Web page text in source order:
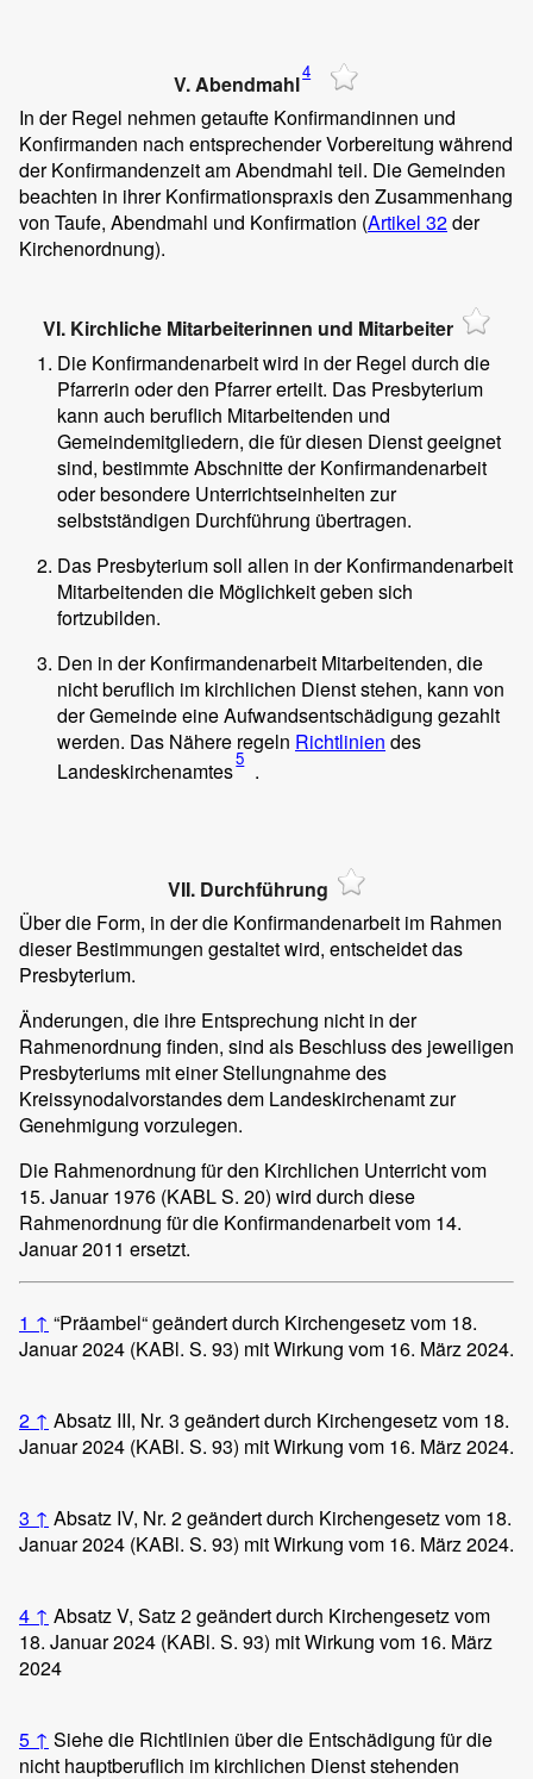
V. Abendmahl4
In der Regel nehmen getaufte Konfirmandinnen und
Konfirmanden nach entsprechender Vorbereitung während
der Konfirmandenzeit am Abendmahl teil. Die Gemeinden
beachten in ihrer Konfirmationspraxis den Zusammenhang
von Taufe, Abendmahl und Konfirmation (Artikel 32der
Kirchenordnung).
VI. Kirchliche Mitarbeiterinnen und Mitarbeiter
Die Konfirmandenarbeit wird in der Regel durch die
Pfarrerin oder den Pfarrer erteilt. Das Presbyterium
kann auch beruflich Mitarbeitenden und
Gemeindemitgliedern, die für diesen Dienst geeignet
sind, bestimmte Abschnitte der Konfirmandenarbeit
oder besondere Unterrichtseinheiten zur
selbstständigen Durchführung übertragen.
Das Presbyterium soll allen in der Konfirmandenarbeit
Mitarbeitenden die Möglichkeit geben sich
fortzubilden.
Den in der Konfirmandenarbeit Mitarbeitenden, die
nicht beruflich im kirchlichen Dienst stehen, kann von
der Gemeinde eine Aufwandsentschädigung gezahlt
werden. Das Nähere regeln Richtlinien des
Landeskirchenamtes5 .
VII. Durchführung
Über die Form, in der die Konfirmandenarbeit im Rahmen
dieser Bestimmungen gestaltet wird, entscheidet das
Presbyterium.
Änderungen, die ihre Entsprechung nicht in der
Rahmenordnung finden, sind als Beschluss des jeweiligen
Presbyteriums mit einer Stellungnahme des
Kreissynodalvorstandes dem Landeskirchenamt zur
Genehmigung vorzulegen.
Die Rahmenordnung für den Kirchlichen Unterricht vom
15. Januar 1976 (KABL S. 20) wird durch diese
Rahmenordnung für die Konfirmandenarbeit vom 14.
Januar 2011 ersetzt.
1 ↑ “Präambel“ geändert durch Kirchengesetz vom 18.
Januar 2024 (KABl. S. 93) mit Wirkung vom 16. März 2024.
2 ↑ Absatz III, Nr. 3 geändert durch Kirchengesetz vom 18.
Januar 2024 (KABl. S. 93) mit Wirkung vom 16. März 2024.
3 ↑ Absatz IV, Nr. 2 geändert durch Kirchengesetz vom 18.
Januar 2024 (KABl. S. 93) mit Wirkung vom 16. März 2024.
4 ↑ Absatz V, Satz 2 geändert durch Kirchengesetz vom
18. Januar 2024 (KABl. S. 93) mit Wirkung vom 16. März
2024
5 ↑ Siehe die Richtlinien über die Entschädigung für die
nicht hauptberuflich im kirchlichen Dienst stehenden